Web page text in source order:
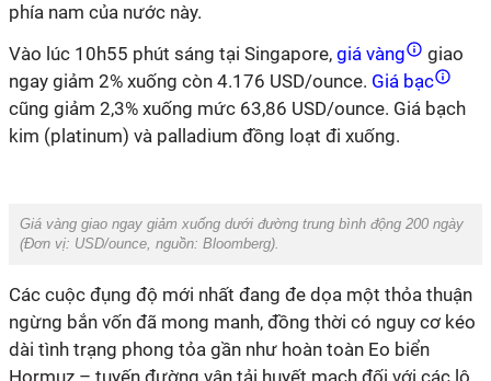
phía nam của nước này.
Vào lúc 10h55 phút sáng tại Singapore, giá vàng
giao
ngay giảm 2% xuống còn 4.176 USD/ounce. Giá bạc
cũng giảm 2,3% xuống mức 63,86 USD/ounce. Giá bạch
kim (platinum) và palladium đồng loạt đi xuống.
Giá vàng giao ngay giảm xuống dưới đường trung bình động 200 ngày
(Đơn vị: USD/ounce, nguồn: Bloomberg).
Các cuộc đụng độ mới nhất đang đe dọa một thỏa thuận
ngừng bắn vốn đã mong manh, đồng thời có nguy cơ kéo
dài tình trạng phong tỏa gần như hoàn toàn Eo biển
Hormuz – tuyến đường vận tải huyết mạch đối với các lô